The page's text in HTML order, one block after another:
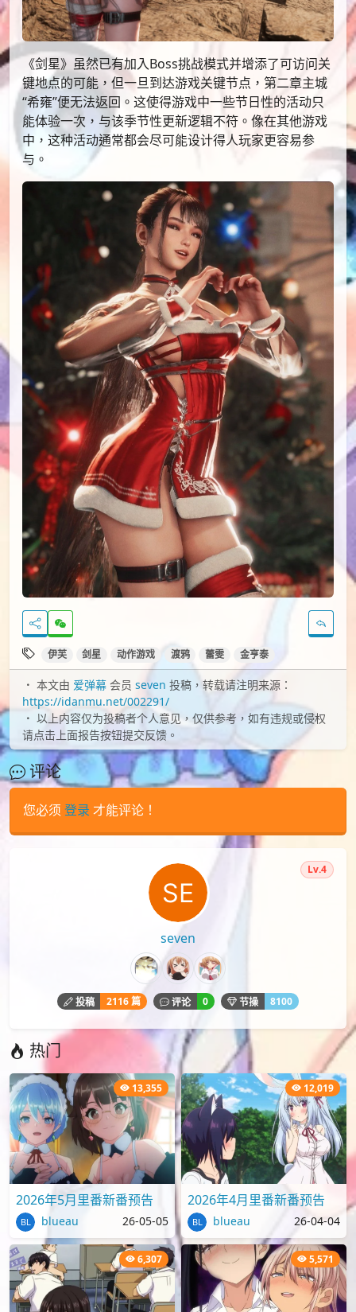
《剑星》虽然已有加入Boss挑战模式并增添了可访问关
键地点的可能，但一旦到达游戏关键节点，第二章主城
“希雍”便无法返回。这使得游戏中一些节日性的活动只
能体验一次，与该季节性更新逻辑不符。像在其他游戏
中，这种活动通常都会尽可能设计得人玩家更容易参
与。
伊芙 剑星 动作游戏 渡鸦 蕾雯 金亨泰
本文由 爱弹幕 会员 seven 投稿，转载请注明来源：
https://idanmu.net/002291/
以上内容仅为投稿者个人意见，仅供参考，如有违规或侵权
请点击上面报告按钮提交反馈。
评论
您必须 登录 才能评论！
seven
Lv.4
投稿 2116 篇 评论 0 节操 8100
热门
13,355
2026年5月里番新番预告
blueau 26-05-05
12,019
2026年4月里番新番预告
blueau 26-04-04
6,307 5,571